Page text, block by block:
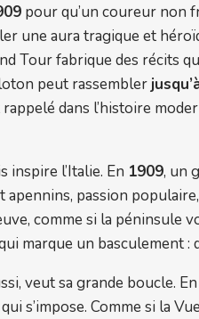
pour qu’un coureur non
une aura tragique et
Tour fabrique des récits
peut rassembler
dans l’histoire
inspire l’Italie. En 1909, un
apennins, passion
comme si la péninsule
marque un basculement
veut sa grande boucle. En
qui s’impose. Comme si la